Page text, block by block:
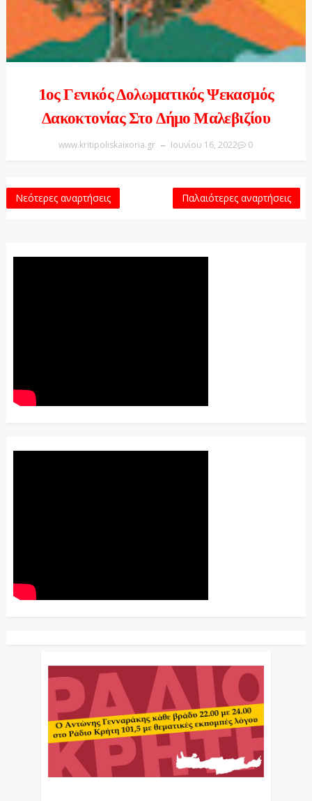
1ος Γενικός Δολωματικός Ψεκασμός
Δακοκτονίας Στο Δήμο Μαλεβιζίου
www.kritipoliskaixoria.gr Ιουνίου 16, 2022 0
Νεότερες αναρτήσεις Παλαιότερες αναρτήσεις